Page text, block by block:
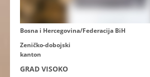
Bosna i Hercegovina/Federacija BiH
Zeničko-dobojski
kanton
GRAD VISOKO